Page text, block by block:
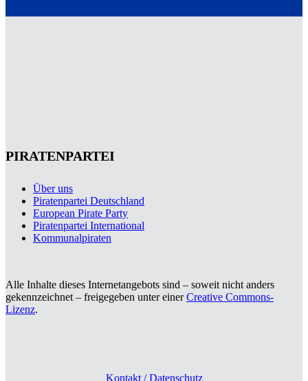
PIRATENPARTEI
Über uns
Piratenpartei Deutschland
European Pirate Party
Piratenpartei International
Kommunalpiraten
Alle Inhalte dieses Internetangebots sind – soweit nicht anders
gekennzeichnet – freigegeben unter einerCreative Commons-
Lizenz.
Kontakt / Datenschutz